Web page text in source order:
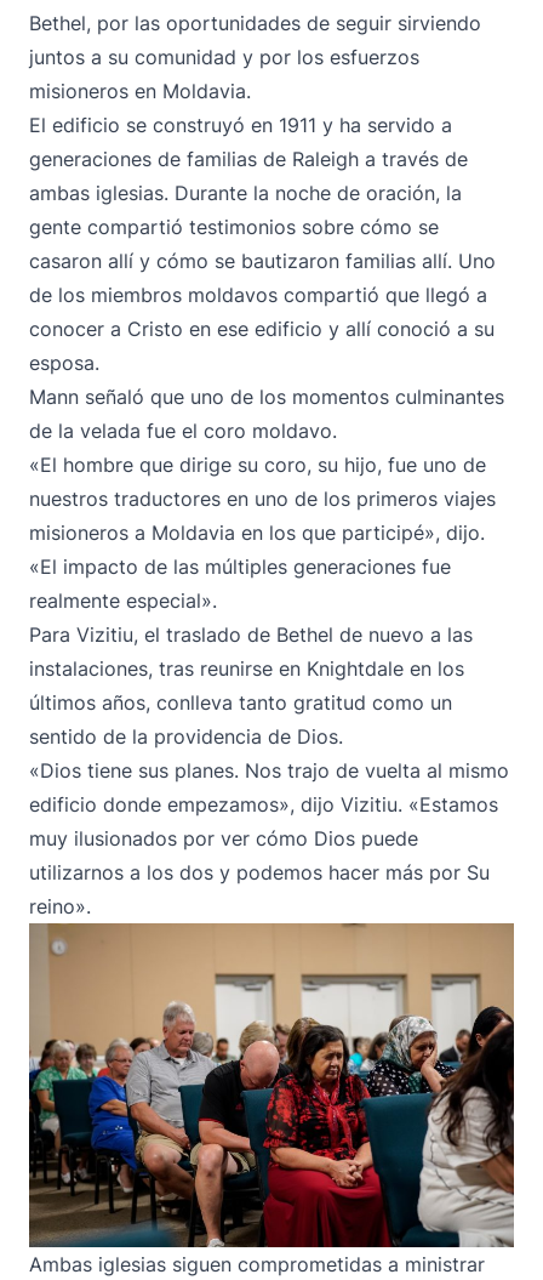
Bethel, por las oportunidades de seguir sirviendo
juntos a su comunidad y por los esfuerzos
misioneros en Moldavia.
El edificio se construyó en 1911 y ha servido a
generaciones de familias de Raleigh a través de
ambas iglesias. Durante la noche de oración, la
gente compartió testimonios sobre cómo se
casaron allí y cómo se bautizaron familias allí. Uno
de los miembros moldavos compartió que llegó a
conocer a Cristo en ese edificio y allí conoció a su
esposa.
Mann señaló que uno de los momentos culminantes
de la velada fue el coro moldavo.
«El hombre que dirige su coro, su hijo, fue uno de
nuestros traductores en uno de los primeros viajes
misioneros a Moldavia en los que participé», dijo.
«El impacto de las múltiples generaciones fue
realmente especial».
Para Vizitiu, el traslado de Bethel de nuevo a las
instalaciones, tras reunirse en Knightdale en los
últimos años, conlleva tanto gratitud como un
sentido de la providencia de Dios.
«Dios tiene sus planes. Nos trajo de vuelta al mismo
edificio donde empezamos», dijo Vizitiu. «Estamos
muy ilusionados por ver cómo Dios puede
utilizarnos a los dos y podemos hacer más por Su
reino».
Ambas iglesias siguen comprometidas a ministrar